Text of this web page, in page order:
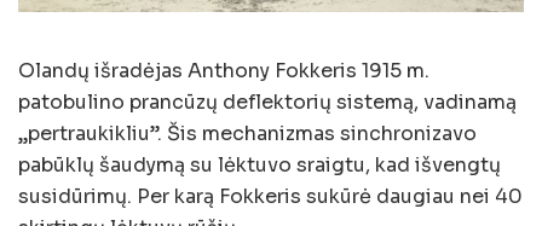
Olandų išradėjas Anthony Fokkeris 1915 m.
patobulino prancūzų deflektorių sistemą, vadinamą
„pertraukikliu”. Šis mechanizmas sinchronizavo
pabūklų šaudymą su lėktuvo sraigtu, kad išvengtų
susidūrimų. Per karą Fokkeris sukūrė daugiau nei 40